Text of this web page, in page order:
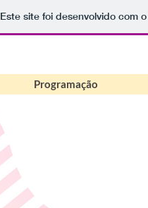
Este site foi desenvolvido com
Programação